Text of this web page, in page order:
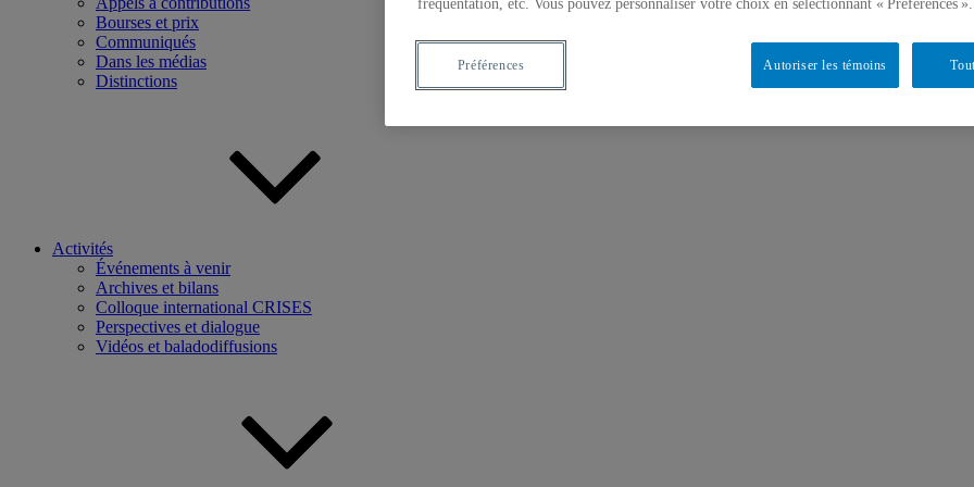
Bourses et prix
Communiqués
Dans les médias
Distinctions
Activités
Événements à venir
Archives et bilans
Colloque international CRISES
Perspectives et dialogue
Vidéos et baladodiffusions
fréquentation, etc. Vous pouvez personnaliser votre choix en sélectionnant « Préférences ».
Autoriser les témoins
Préférences